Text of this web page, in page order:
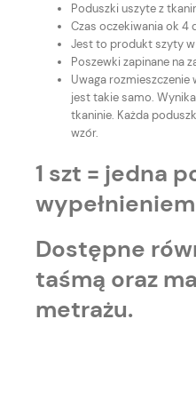
Poduszki uszyte z
Czas oczekiwania ok 4
Jest to produkt szyty
Poszewki zapinane na
Uwaga rozmieszczenie
jest takie samo.
tkaninie. Każda
wzór.
1 szt = jedna
Dostępne
taśmą oraz
metrażu.